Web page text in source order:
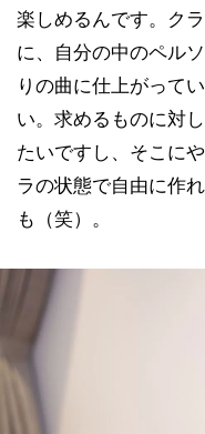
楽しめるんです。ク
に、自分の中のペル
りの曲に仕上がって
い。求めるものに対
たいですし、そこに
ラの状態で自由に作
も（笑）。